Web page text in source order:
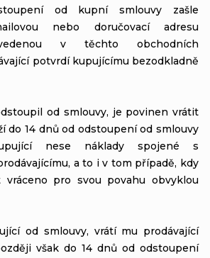
od kupní smlouvy zašle
nebo doručovací adresu
v těchto obchodních
potvrdí kupujícímu bezodkladně
od smlouvy, je povinen vrátit
do 14 dnů od odstoupení od smlouvy
nese náklady spojené s
a to i v tom případě, kdy
vráceno pro svou povahu obvyklou
od smlouvy, vrátí mu prodávající
však do 14 dnů od odstoupení